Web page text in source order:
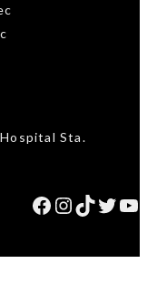
Sta.
Facebook
TikTok